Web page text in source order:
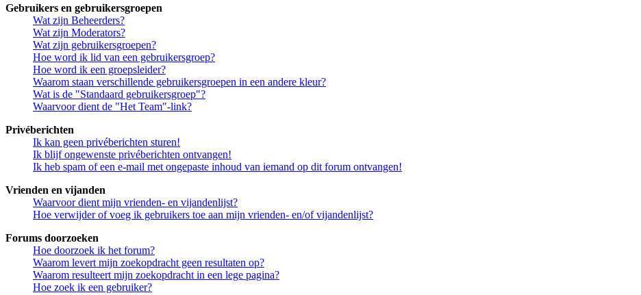
Gebruikers en gebruikersgroepen
Wat zijn Beheerders?
Wat zijn Moderators?
Wat zijn gebruikersgroepen?
Hoe word ik lid van een gebruikersgroep?
Hoe word ik een groepsleider?
Waarom staan verschillende gebruikersgroepen in een andere kleur?
Wat is de "Standaard gebruikersgroep"?
Waarvoor dient de "Het Team"-link?
Privéberichten
Ik kan geen privéberichten sturen!
Ik blijf ongewenste privéberichten ontvangen!
Ik heb spam of een e-mail met ongepaste inhoud van iemand op dit forum ontvangen!
Vrienden en vijanden
Waarvoor dient mijn vrienden- en vijandenlijst?
Hoe verwijder of voeg ik gebruikers toe aan mijn vrienden- en/of vijandenlijst?
Forums doorzoeken
Hoe doorzoek ik het forum?
Waarom levert mijn zoekopdracht geen resultaten op?
Waarom resulteert mijn zoekopdracht in een lege pagina?
Hoe zoek ik een gebruiker?